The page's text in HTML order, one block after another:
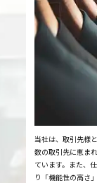
当社は、取引先様
数の取引先に恵ま
ています。また、
り「機能性の高さ